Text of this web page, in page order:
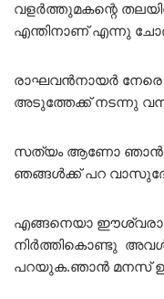
വളർത്തുമകന്റെ
എന്തിനാണ് എന്നു
രാഘവൻനായർ
അടുത്തേക്ക് നടന്നു
സത്യം ആണോ ഞാൻ ഈ
ഞങ്ങൾക്ക് പറ
എങ്ങനെയാ ഈശ്വരാ
നിർത്തികൊണ്ടു
പറയുക.ഞാൻ മനസ്